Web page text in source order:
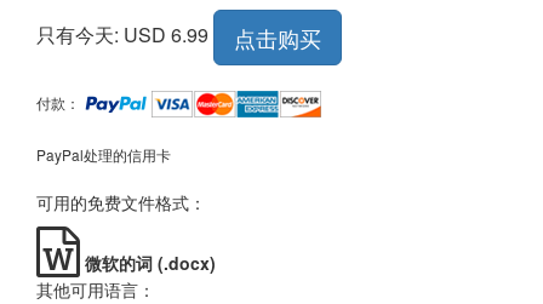
只有今天: USD 6.99 点击购买
付款：
PayPal处理的信用卡
可用的免费文件格式：
微软的词 (.docx)
其他可用语言：